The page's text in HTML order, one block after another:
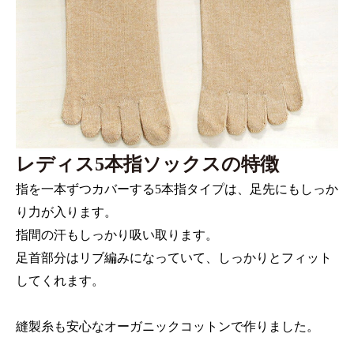
レディス5本指ソックスの特徴
指を一本ずつカバーする5本指タイプは、足先にもしっか
り力が入ります。
指間の汗もしっかり吸い取ります。
足首部分はリブ編みになっていて、しっかりとフィット
してくれます。
縫製糸も安心なオーガニックコットンで作りました。